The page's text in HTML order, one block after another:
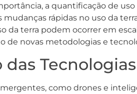
a quantificação de
mudanças rápidas no uso da
da terra podem ocorrer em
de novas metodologias e
das
como drones e